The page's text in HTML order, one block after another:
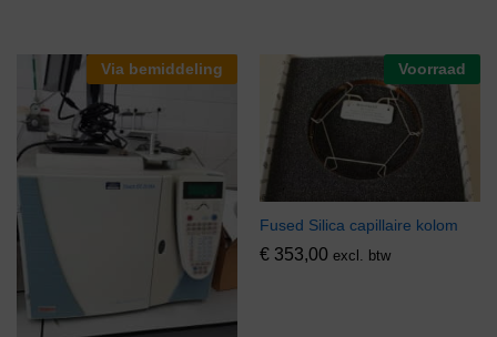
Via bemiddeling Voorraad
Fused Silica capillaire kolom
€ 353,00 excl. btw